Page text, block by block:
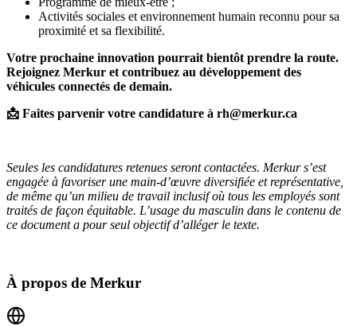
Activités sociales et environnement humain reconnu pour sa
proximité et sa flexibilité.
Votre prochaine innovation pourrait bientôt prendre la route.
Rejoignez Merkur et contribuez au développement des
véhicules connectés de demain.
📩 Faites parvenir votre candidature à rh@merkur.ca
Seules les candidatures retenues seront contactées. Merkur s’est
engagée à favoriser une main-d’œuvre diversifiée et représentative,
de même qu’un milieu de travail inclusif où tous les employés sont
traités de façon équitable. L’usage du masculin dans le contenu de
ce document a pour seul objectif d’alléger le texte.
À propos de Merkur